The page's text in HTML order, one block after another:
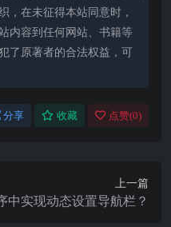
，在未征得本站同意时，
内容到任何网站、书籍等
了原著者的合法权益，可
分享 收藏 点赞(0)
上一篇
中实现动态设置导航栏？